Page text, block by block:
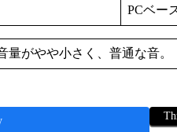
PCベー
量がやや小さく、普通な音。